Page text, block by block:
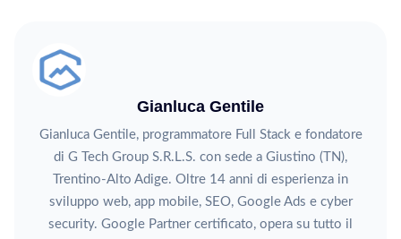
Gianluca Gentile
Gianluca Gentile, programmatore Full Stack e fondatore
di G Tech Group S.R.L.S. con sede a Giustino (TN),
Trentino-Alto Adige. Oltre 14 anni di esperienza in
sviluppo web, app mobile, SEO, Google Ads e cyber
security. Google Partner certificato, opera su tutto il